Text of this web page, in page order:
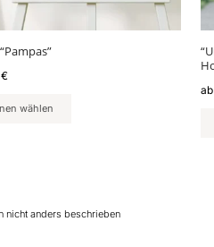
€
wählen
ab
nicht anders beschrieben